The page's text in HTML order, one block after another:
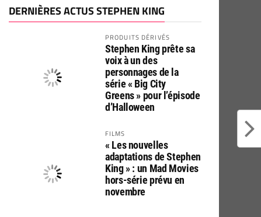
DERNIÈRES ACTUS STEPHEN KING
PRODUITS DÉRIVÉS
Stephen King prête sa
voix à un des
personnages de la
série « Big City
Greens » pour l’épisode
d’Halloween
FILMS
« Les nouvelles
adaptations de Stephen
King » : un Mad Movies
hors-série prévu en
novembre